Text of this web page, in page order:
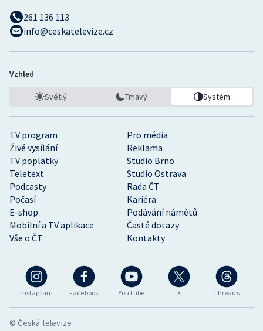
Instagram Facebook YouTube X Threads
TV program
Pro média
Živé vysílání
Reklama
TV poplatky
Studio Brno
Teletext
Studio Ostrava
Podcasty
Rada ČT
Počasí
Kariéra
E-shop
Podávání námětů
Mobilní a TV aplikace
Časté dotazy
Vše o ČT
Kontakty
261 136 113
info@ceskatelevize.cz
Vzhled
Světlý Tmavý Systém
© Česká televize